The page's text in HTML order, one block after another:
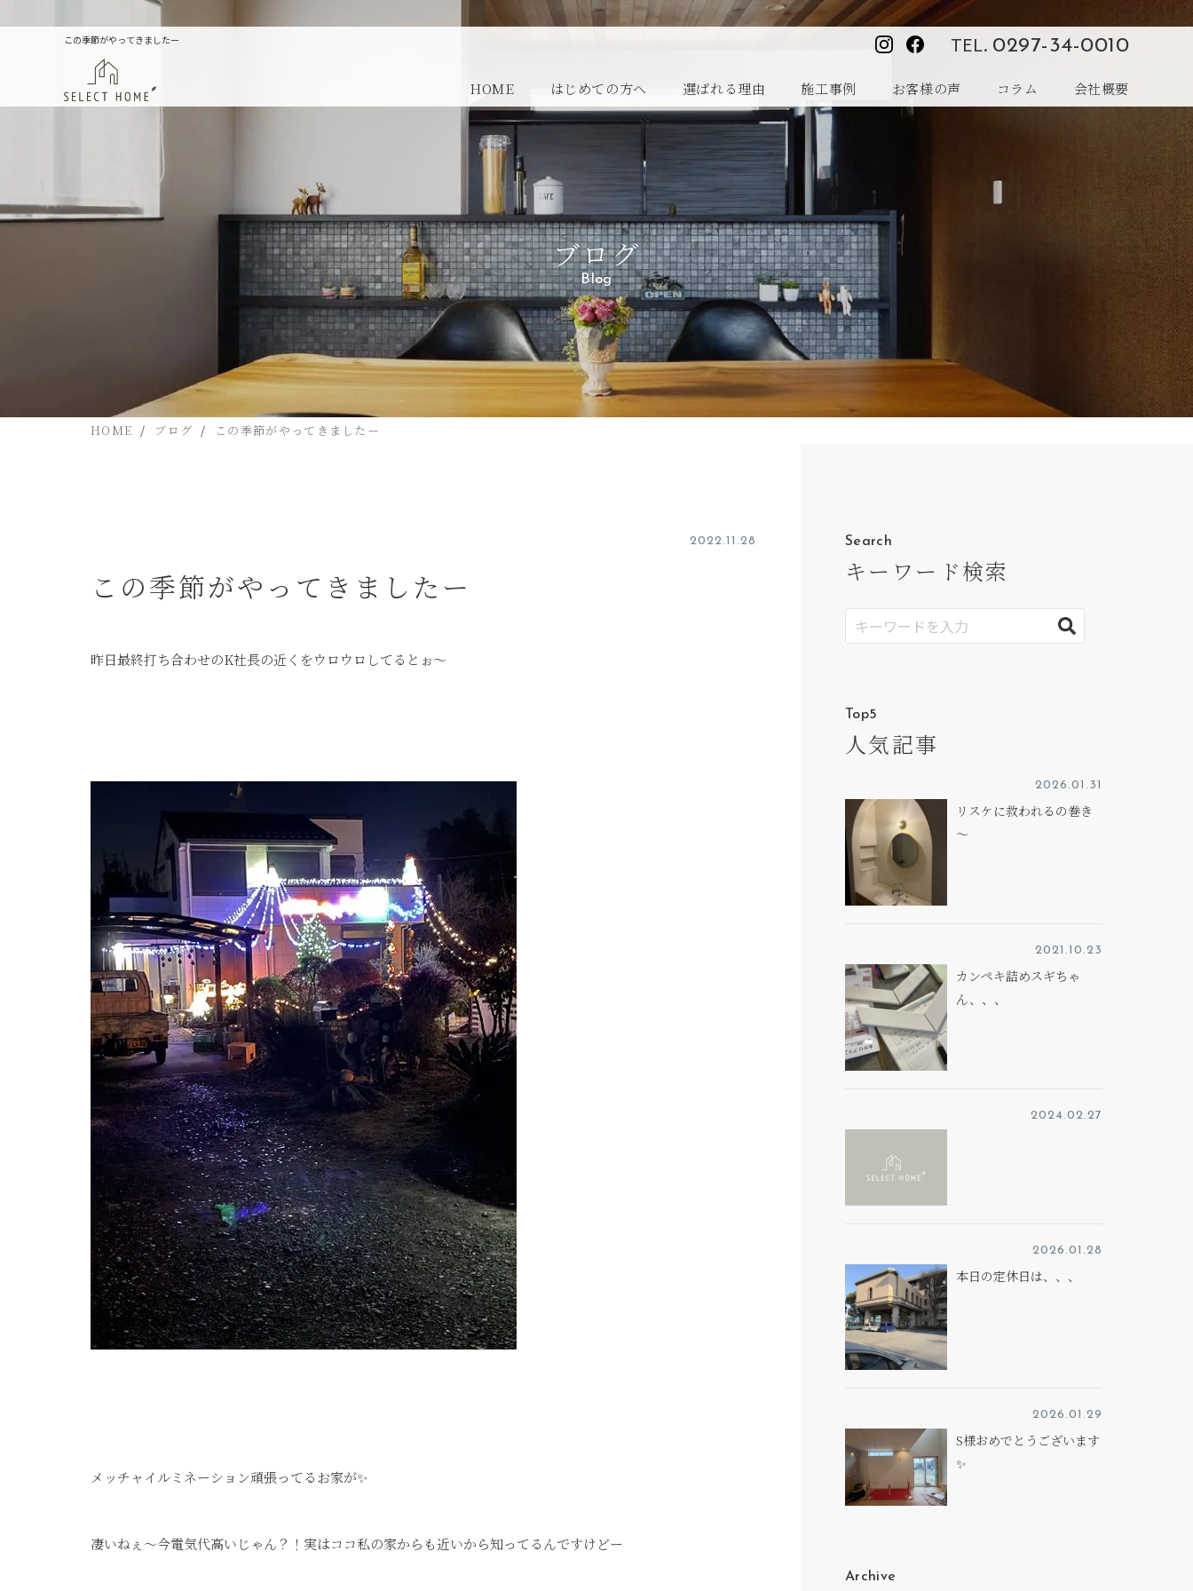
この季節がやってきましたー TEL. 0297-34-0010
HOME はじめての方へ 選ばれる理由 施工事例 お客様の声 コラム 会社概要
ブログ
Blog
HOME ブログ この季節がやってきましたー
2022.11.28
この季節がやってきましたー
昨日最終打ち合わせのK社長の近くをウロウロしてるとぉ～
メッチャイルミネーション頑張ってるお家が✨
凄いねぇ～今電気代高いじゃん？！実はココ私の家からも近いから知ってるんですけどー
Search
キーワード検索
Top5
人気記事
2026.01.31
リスケに救われるの巻き
～
2021.10.23
カンペキ詰めスギちゃ
ん、、、
2024.02.27
2026.01.28
本日の定休日は、、、
2026.01.29
S様おめでとうございます
✨
Archive